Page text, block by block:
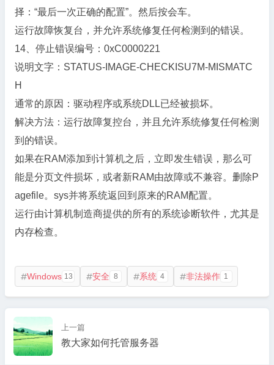
择：“最后一次正确的配置”。然后按会车。
运行故障恢复台，并允许系统修复任何检测到的错误。
14、停止错误编号：0xC0000221
说明文字：STATUS-IMAGE-CHECKISU7M-MISMATC
H
通常的原因：驱动程序或系统DLL已经被损坏。
解决方法：运行故障复控台，并且允许系统修复任何检测
到的错误。
如果在RAM添加到计算机之后，立即发生错误，那么可
能是分页文件损坏，或者新RAM由故障或不兼容。删除P
agefile。sys并将系统返回到原来的RAM配置。
运行由计算机制造商提供的所有的系统诊断软件，尤其是
内存检查。
Windows 13 安全 8 系统 4 非法操作 1
上一篇
教大家如何托管服务器